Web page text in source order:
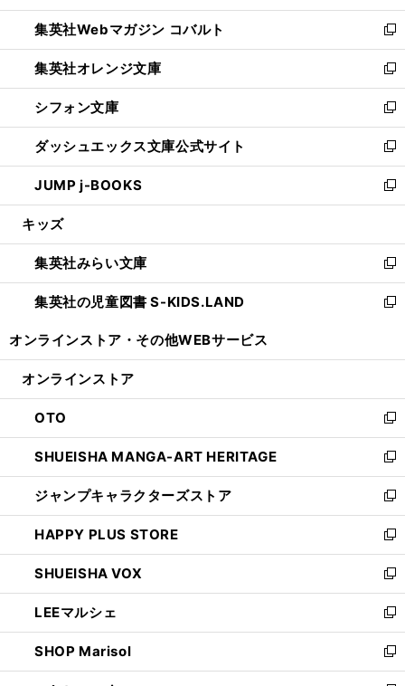
開
く
ウ
で
開
く
ン
ド
ウ
で
開
く
ウ
ィ
ン
ド
ウ
で
開
く
集英社Webマガジン コバルト
新
し
い
ウ
ィ
ン
ド
ウ
で
開
集英社オレンジ文庫
新
し
い
ウ
ィ
ン
ド
ウ
開
く
シフォン文庫
新
し
い
ウ
ィ
ン
ウ
で
開
く
ダッシュエックス文庫公式サイト
新
し
い
ウ
ン
ド
ウ
で
JUMP j-BOOKS
新
し
ウ
ィ
ン
ド
開
キッズ
集英社みらい文庫
新
し
い
ン
ウ
で
開
く
集英社の児童図書 S-KIDS.LAND
新
ウ
ン
ド
ウ
で
開
く
オンラインストア・ その他WEBサービス
オンラインストア
OTO
新
し
い
ウ
ィ
ン
ド
ウ
で
開
く
SHUEISHA MANGA-ART HERITAGE
新
し
い
ウ
ィ
ン
ド
ウ
で
開
く
ジャンプキャラクターズストア
新
し
い
ウ
ィ
ン
ド
ウ
で
開
HAPPY PLUS STORE
新
し
い
ウ
ィ
ン
ド
ウ
SHUEISHA VOX
新
し
い
ウ
ィ
ン
LEEマルシェ
新
し
い
ウ
SHOP Marisol
新
し